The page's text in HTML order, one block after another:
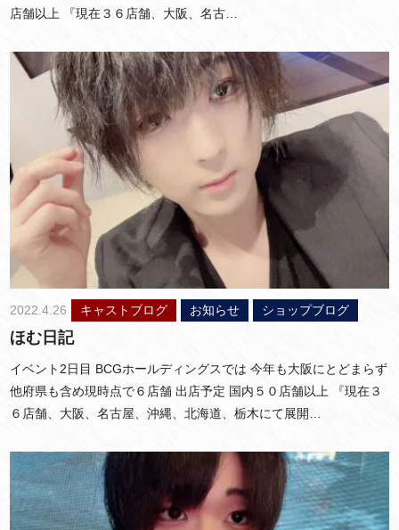
店舗以上 『現在３６店舗、大阪、名古…
2022.4.26 キャストブログ お知らせ ショップブログ
ほむ日記
イベント2日目 BCGホールディングスでは 今年も大阪にとどまらず
他府県も含め現時点で６店舗 出店予定 国内５０店舗以上 『現在３
６店舗、大阪、名古屋、沖縄、北海道、栃木にて展開…